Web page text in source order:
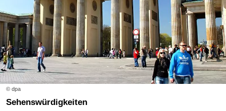
© dpa
Sehenswürdigkeiten